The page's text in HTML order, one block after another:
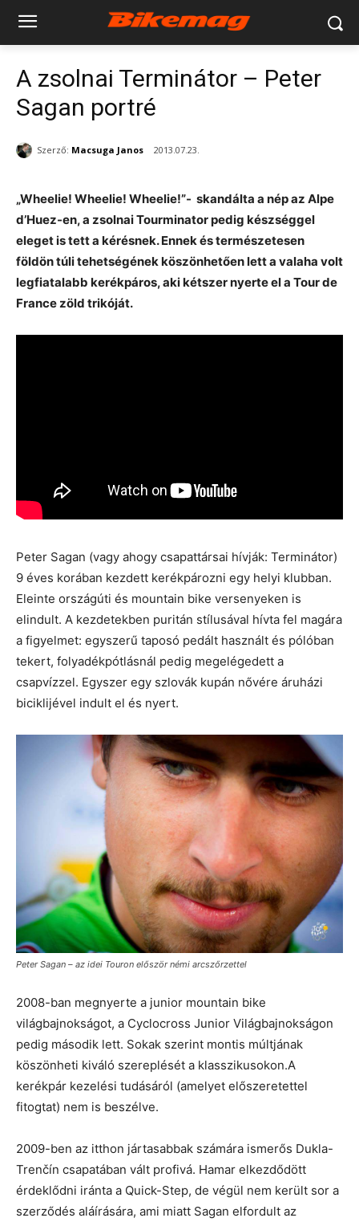
A zsolnai Terminátor – Peter
Sagan portré
Szerző: Macsuga Janos 2013.07.23.
„Wheelie! Wheelie! Wheelie!”- skandálta a nép az Alpe
d’Huez-en, a zsolnai Tourminator pedig készséggel
eleget is tett a kérésnek. Ennek és természetesen
földön túli tehetségének köszönhetően lett a valaha volt
legfiatalabb kerékpáros, aki kétszer nyerte el a Tour de
France zöld trikóját.
Peter Sagan (vagy ahogy csapattársai hívják: Terminátor)
9 éves korában kezdett kerékpározni egy helyi klubban.
Eleinte országúti és mountain bike versenyeken is
elindult. A kezdetekben puritán stílusával hívta fel magára
a figyelmet: egyszerű taposó pedált használt és pólóban
tekert, folyadékpótlásnál pedig megelégedett a
csapvízzel. Egyszer egy szlovák kupán nővére áruházi
biciklijével indult el és nyert.
Peter Sagan – az idei Touron először némi arcszőrzettel
2008-ban megnyerte a junior mountain bike
világbajnokságot, a Cyclocross Junior Világbajnokságon
pedig második lett. Sokak szerint montis múltjának
köszönheti kiváló szereplését a klasszikusokon.A
kerékpár kezelési tudásáról (amelyet előszeretettel
fitogtat) nem is beszélve.
2009-ben az itthon jártasabbak számára ismerős Dukla-
Trenčín csapatában vált profivá. Hamar elkezdődött
érdeklődni iránta a Quick-Step, de végül nem került sor a
szerződés aláírására, ami miatt Sagan elfordult az